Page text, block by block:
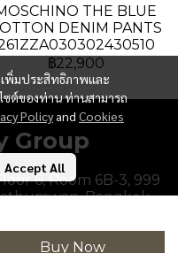
THE BLUE
DENIM PANTS
฿22,900
Buy Now
เพิ่มประสิทธิภาพและ
ซต์ของท่าน ท่านสามารถ
Policy and Cookies
Accept All
Group
6, Room 6B-3, 999
Bangkok